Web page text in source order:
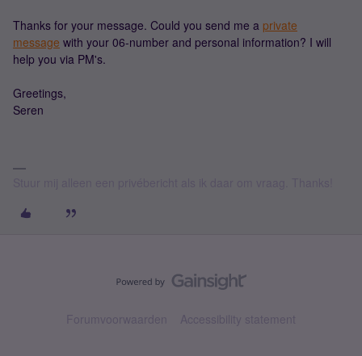
Thanks for your message. Could you send me a private
message with your 06-number and personal information? I will
help you via PM's.
Greetings,
Seren
Forumvoorwaarden Accessibility statement